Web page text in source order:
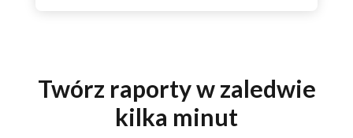
Twórz raporty w zaledwie
kilka minut